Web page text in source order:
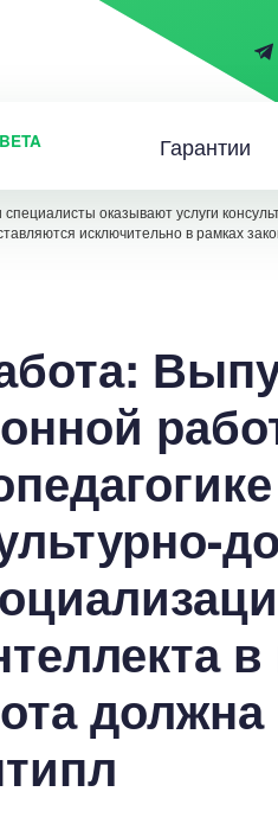
Гарантии
оказывают услуги
исключительно в рамках